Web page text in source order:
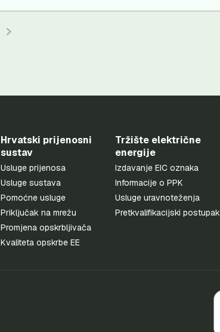
Hrvatski prijenosni
sustav
Usluge prijenosa
Usluge sustava
Pomoćne usluge
Priključak na mrežu
Promjena opskrbljivača
Kvaliteta opskrbe EE
Tržište električne
energije
Izdavanje EIC oznaka
Informacije o PPK
Usluge uravnoteženja
Pretkvalifikacijski postupak